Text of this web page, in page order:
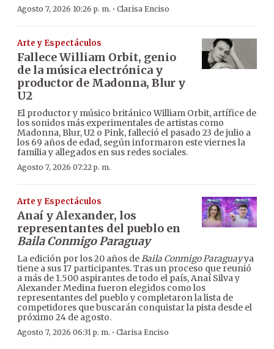
Agosto 7, 2026 10:26 p. m. · Clarisa Enciso
Arte y Espectáculos
Fallece William Orbit, genio
de la música electrónica y
productor de Madonna, Blur y
U2
El productor y músico británico William Orbit, artífice de
los sonidos más experimentales de artistas como
Madonna, Blur, U2 o Pink, falleció el pasado 23 de julio a
los 69 años de edad, según informaron este viernes la
familia y allegados en sus redes sociales.
Agosto 7, 2026 07:22 p. m.
Arte y Espectáculos
Anaí y Alexander, los
representantes del pueblo en
Baila Conmigo Paraguay
La edición por los 20 años de Baila Conmigo Paraguayya
tiene a sus 17 participantes. Tras un proceso que reunió
a más de 1.500 aspirantes de todo el país, Anaí Silva y
Alexander Medina fueron elegidos como los
representantes del pueblo y completaron la lista de
competidores que buscarán conquistar la pista desde el
próximo 24 de agosto.
Agosto 7, 2026 06:31 p. m. · Clarisa Enciso